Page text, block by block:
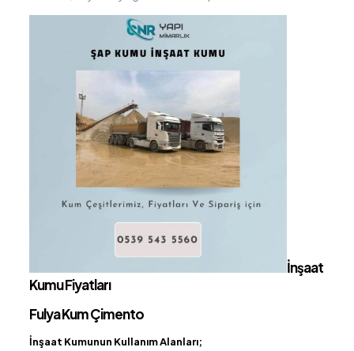
İnşaat
Kumu Fiyatları
Fulya Kum Çimento
İnşaat Kumunun Kullanım Alanları;